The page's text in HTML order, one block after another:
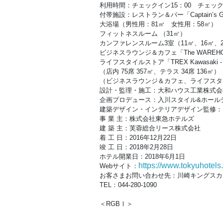
利用時間：チェックイン15：00 チェッ
付帯施設：レストラン＆バー「Captain’s
大浴場（男性用：81㎡ 女性用：58㎡）
フィットネスルーム （31㎡）
カンファレンスルーム3室（11㎡、16㎡、
ビジネスラウンジ＆カフェ「The
ライフスタイルストア「TREX Kawasaki
（店内 75席 357㎡、テラス 34席 136㎡）
（ビジネスラウンジ＆カフェ、ライフス
設計・監理・施工：大和ハウス工業株式
企画プロデュース：入川スタイル&ホール
建築デザイン・インテリアデザイン監修
事 業 主：株式会社東急ホテルズ
建 築 主：芙蓉総合リース株式会社
着 工 日：2016年12月22日
竣 工 日：2018年2月28日
ホテル開業日：2018年6月1日
Webサイト： https://
お客さまお問い合わせ先：川崎キングス
TEL：044-280-1090
＜RGBⅠ＞